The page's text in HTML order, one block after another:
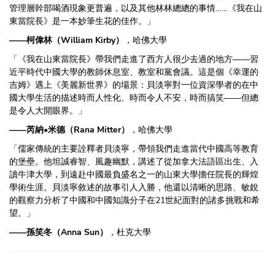
管理層幹部喝酒現象更普遍，以及其他林林總總的事情……《我在山
東當院長》是一本妙筆生花的佳作。」
——柯偉林（William Kirby）
，哈佛大學
「《我在山東當院長》帶我們走進了西方人很少去過的地方——習
近平時代中國大學的教師休息室、教室和黨會議。這是個《幸運的
吉姆》遇上《美麗新世界》的場景：貝淡寧對一位資深學者的在中
國大學生活的描述時而人性化、時而令人不安，時而搞笑——但總
是令人大開眼界。」
——芮納•米德（Rana Mitter）
，哈佛大學
「儒家傳統的主要詮釋者貝淡寧，帶領我們走進當代中國高等教育
的堡壘。他坦誠睿智、風趣幽默，講述了從加拿大法語區出生、入
讀牛津大學，到遠赴中國最負盛名之一的山東大學擔任院長的輝煌
學術生涯。貝淡寧敘述的故事引人入勝，他還以清晰的思路、敏銳
的觀察力分析了中國和中國知識分子在21世紀面對的諸多挑戰和希
望。」
——孫笑冬（Anna Sun）
，杜克大學